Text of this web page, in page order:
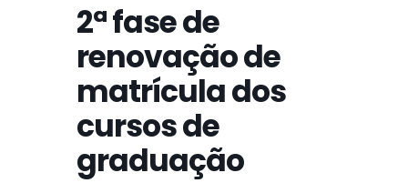
2ª fase de
renovação de
matrícula dos
cursos de
graduação